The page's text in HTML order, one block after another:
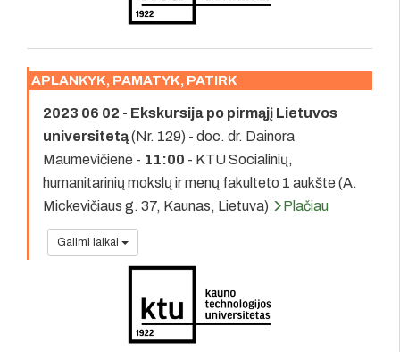
APLANKYK, PAMATYK, PATIRK
2023 06 02 - Ekskursija po pirmąjį Lietuvos
universitetą(Nr. 129) - doc. dr. Dainora
Maumevičienė - 11:00 - KTU Socialinių,
humanitarinių mokslų ir menų fakulteto 1 aukšte (A.
Mickevičiaus g. 37, Kaunas, Lietuva)
Plačiau
Galimi laikai